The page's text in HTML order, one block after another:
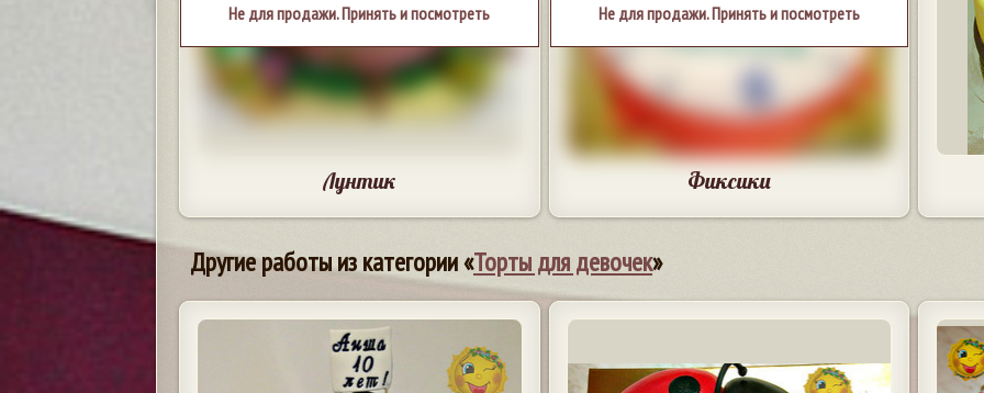
Не для продажи. Принять и посмотреть
Лунтик
Не для продажи. Принять и посмотреть
Фиксики
Другие работы из категории «Торты для девочек»